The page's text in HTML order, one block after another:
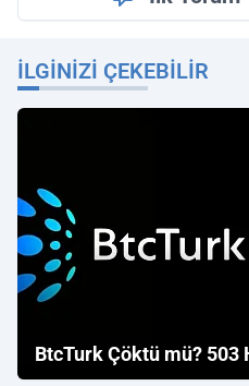
İLGINIZI ÇEKEBILIR
BtcTurk Çöktü mü? 503